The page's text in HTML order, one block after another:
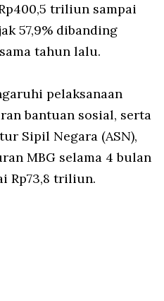
triliun sampai
57,9% dibanding
tahun lalu.
pelaksanaan
bantuan sosial, serta
Sipil Negara (ASN),
MBG selama 4 bulan
Rp73,8 triliun.